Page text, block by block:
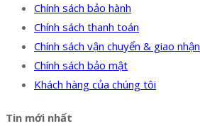
Chính sách bảo hành
Chính sách thanh toán
Chính sách vận chuyển & giao nhận
Chính sách bảo mật
Khách hàng của chúng tôi
Tin mới nhất